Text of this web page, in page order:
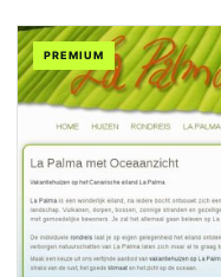
PREMIUM